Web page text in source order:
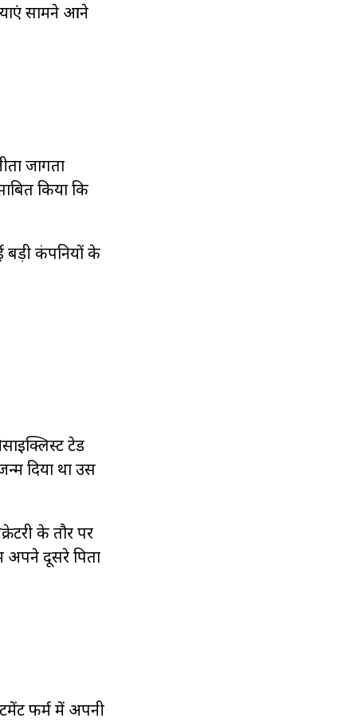
सामने आने
जागता
किया कि
बड़ी कंपनियों के
टेड
दिया था उस
के तौर पर
अपने दूसरे पिता
फर्म में अपनी